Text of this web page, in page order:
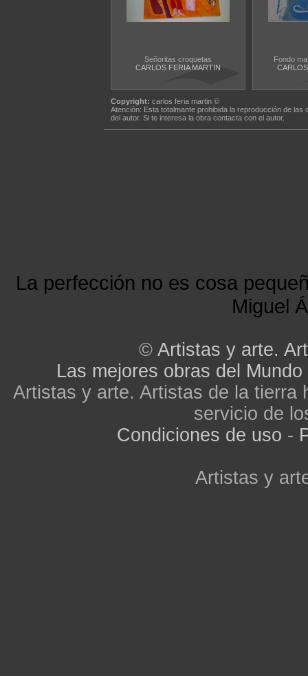
Señoritas croquetas
CARLOS FERIA MARTIN
Fondo
Copyright: carlos feria martin ©
Atención: Esta totalmante prohibida la reproducción de
del autor. Si te interesa la obra contacta con el autor.
La perfección no es cosa
Miguel
© Artistas y arte.
Las mejores obras del Mundo
Artistas y arte. Artistas de la tierra
servicio de
Condiciones de uso -
Artistas y